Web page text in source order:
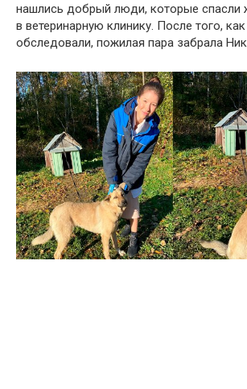
нашлись добрый люди, которые спасли
в ветеринарную клинику. После того,
обследовали, пожилая пара забрала